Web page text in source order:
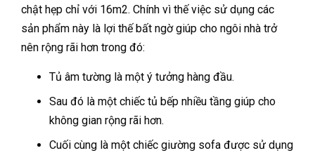
chật hẹp chỉ với 16m2. Chính vì thế việc sử dụng các
sản phẩm này là lợi thế bất ngờ giúp cho ngôi nhà trở
nên rộng rãi hơn trong đó:
Tủ âm tường là một ý tưởng hàng đầu.
Sau đó là một chiếc tủ bếp nhiều tầng giúp cho
không gian rộng rãi hơn.
Cuối cùng là một chiếc giường sofa được sử dụng